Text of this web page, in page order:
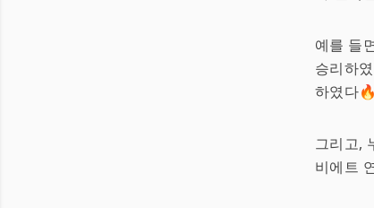
예를 들
승리하
하였다
그리고,
비에트